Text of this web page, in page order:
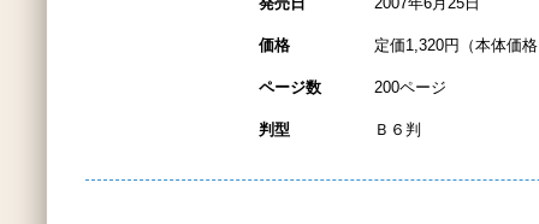
価格 定価1,320円（本体価
ページ数 200ページ
判型 Ｂ６判